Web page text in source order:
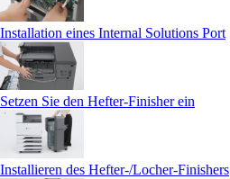
Installation eines Internal Solutions Port
Setzen Sie den Hefter-Finisher ein
Installieren des Hefter-/Locher-Finishers